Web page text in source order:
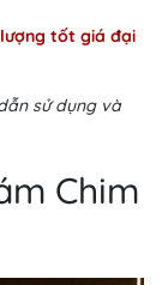
lượng tốt giá đại
sử dụng và
Chim